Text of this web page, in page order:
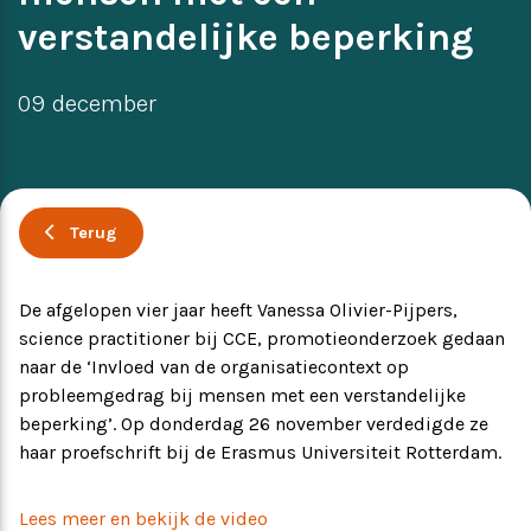
Ervaringsverhalen
Symposium
Producten
Toekomstvisie
EVB+ in beeld!
Partners
verstandelijke beperking
09 december
Terug
De afgelopen vier jaar heeft Vanessa Olivier-Pijpers,
science practitioner bij CCE, promotieonderzoek gedaan
naar de ‘Invloed van de organisatiecontext op
probleemgedrag bij mensen met een verstandelijke
beperking’. Op donderdag 26 november verdedigde ze
haar proefschrift bij de Erasmus Universiteit Rotterdam.
Lees meer en bekijk de video